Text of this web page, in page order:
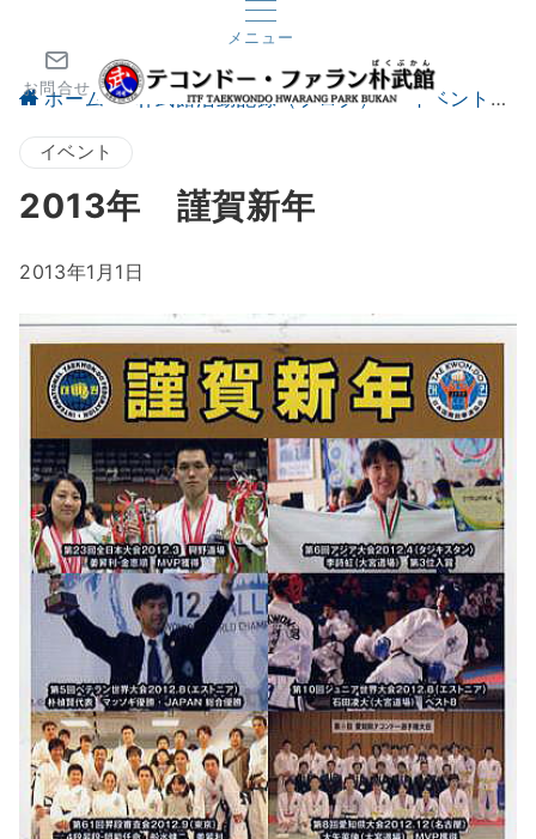
メニュー
お問合せ
ホーム 朴武館活動記録（ブログ） イベント
イベント
2013年 謹賀新年
2013年1月1日